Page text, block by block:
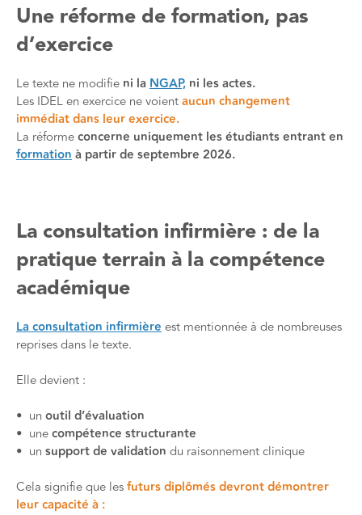
Une réforme de formation, pas
d’exercice
Le texte ne modifie ni la NGAP, ni les actes.
Les IDEL en exercice ne voientaucun changement
immédiat dans leur exercice.
La réformeconcerne uniquement les étudiants entrant en
formationà partir de septembre 2026.
La consultation infirmière : de la
pratique terrain à la compétence
académique
La consultation infirmièreest mentionnée à de nombreuses
reprises dans le texte.
Elle devient :
• un outil d’évaluation
• unecompétence structurante
• un support de validation du raisonnement clinique
Cela signifie que lesfuturs diplômés devront démontrer
leur capacité à :